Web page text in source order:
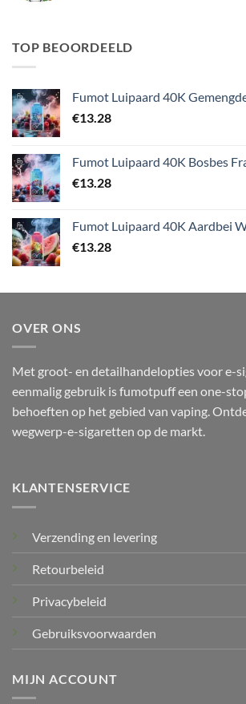
TOP BEOORDEELD
Fumot Luipaard 40K
€13.28
Fumot Luipaard 40K Bosbes
€13.28
Fumot Luipaard 40K Aardbei
€13.28
OVER ONS
Met groot- en detailhandelopties voor e-
eenmalig gebruik is fumotpuff een one-
behoeften op het gebied van vaping.
wegwerp-e-sigaretten op de markt.
KLANTENSERVICE
Verzending en levering
Retourbeleid
Privacybeleid
Gebruiksvoorwaarden
MIJN ACCOUNT